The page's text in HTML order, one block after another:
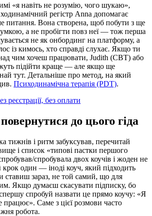
«я навіть не розумію, чого шукаю»,
регістр Anna допомагає
питання. Вона створена, щоб побути з ще
а не пробігти повз неї — тож перша
не як онбординг на платформу, а
із кимось, хто справді слухає. Якщо ти
чим хочеш працювати, Judith (CBT) або
підійти краще — але якщо ще
тут. Детальніше про метод, на який
Психодинамічна терапія (PDT).
без оплати
до цього гіда
тижнів і ритм забуксував, перечитай
і список «типові пастки першого
спробувала двох коучів і жоден не
один — іноді коуч, який підходить
ставиш зараз, не той самий, що для
Якщо думаєш скасувати підписку, бо
спробуй назвати це прямо коучу: «Я
Саме з цієї розмови часто
робота.